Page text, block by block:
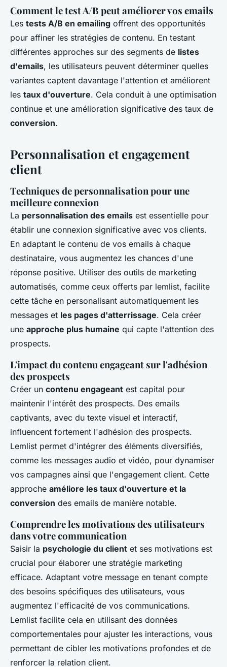
Comment le test A/B peut améliorer vos emails
Les tests A/B en emailing offrent des opportunités
pour affiner les stratégies de contenu. En testant
différentes approches sur des segments de listes
d'emails, les utilisateurs peuvent déterminer quelles
variantes captent davantage l'attention et améliorent
les taux d'ouverture. Cela conduit à une optimisation
continue et une amélioration significative des taux de
conversion.
Personnalisation et engagement
client
Techniques de personnalisation pour une
meilleure connexion
La personnalisation des emails est essentielle pour
établir une connexion significative avec vos clients.
En adaptant le contenu de vos emails à chaque
destinataire, vous augmentez les chances d'une
réponse positive. Utiliser des outils de marketing
automatisés, comme ceux offerts par lemlist, facilite
cette tâche en personalisant automatiquement les
messages et les pages d'atterrissage. Cela créer
une approche plus humaine qui capte l'attention des
prospects.
L'impact du contenu engageant sur l'adhésion
des prospects
Créer un contenu engageant est capital pour
maintenir l'intérêt des prospects. Des emails
captivants, avec du texte visuel et interactif,
influencent fortement l'adhésion des prospects.
Lemlist permet d'intégrer des éléments diversifiés,
comme les messages audio et vidéo, pour dynamiser
vos campagnes ainsi que l'engagement client. Cette
approche améliore les taux d'ouverture et la
conversion des emails de manière notable.
Comprendre les motivations des utilisateurs
dans votre communication
Saisir la psychologie du client et ses motivations est
crucial pour élaborer une stratégie marketing
efficace. Adaptant votre message en tenant compte
des besoins spécifiques des utilisateurs, vous
augmentez l'efficacité de vos communications.
Lemlist facilite cela en utilisant des données
comportementales pour ajuster les interactions, vous
permettant de cibler les motivations profondes et de
renforcer la relation client.